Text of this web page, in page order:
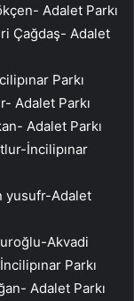
Adalet Parkı
Çağdaş- Adalet
Parkı
Adalet Parkı
Adalet Parkı
İncilipınar
yusufr-Adalet
Akvadi
Parkı
Adalet Parkı